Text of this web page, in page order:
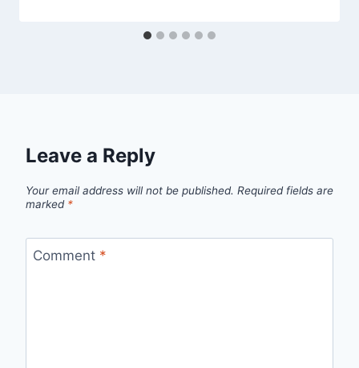
Leave a Reply
Your email address will not be published. Required fields are
marked *
Comment *